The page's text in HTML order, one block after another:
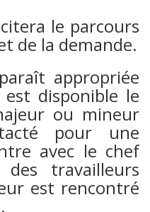
le parcours
de la demande.
appropriée
disponible le
ou mineur
pour une
avec le chef
travailleurs
est rencontré